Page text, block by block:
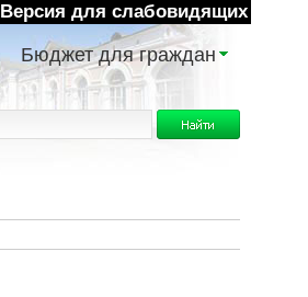
Версия для слабовидящих
Бюджет для граждан